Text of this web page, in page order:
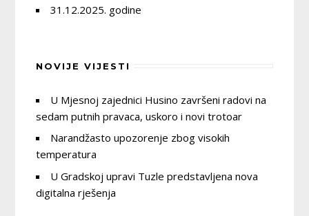
31.12.2025. godine
NOVIJE VIJESTI
U Mjesnoj zajednici Husino završeni radovi na
sedam putnih pravaca, uskoro i novi trotoar
Narandžasto upozorenje zbog visokih
temperatura
U Gradskoj upravi Tuzle predstavljena nova
digitalna rješenja